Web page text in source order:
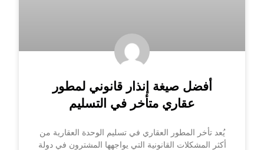
أفضل صيغة إنذار قانوني لمطور
عقاري متأخر في التسليم
يُعد تأخر المطور العقاري في تسليم الوحدة العقارية من
أكثر المشكلات القانونية التي يواجهها المشترون في دولة